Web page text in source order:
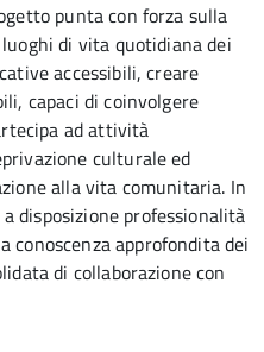
punta con forza sulla
di vita quotidiana dei
accessibili, creare
capaci di coinvolgere
ad attività
culturale ed
alla vita comunitaria. In
disposizione professionalità
conoscenza approfondita dei
di collaborazione con